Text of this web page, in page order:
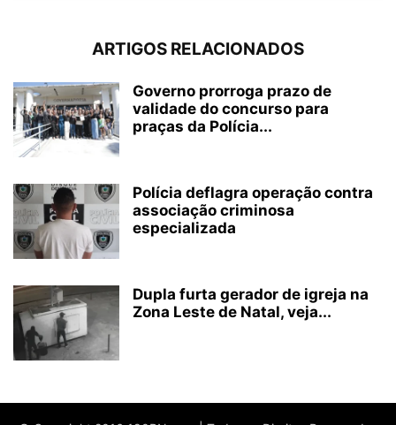
ARTIGOS RELACIONADOS
Governo prorroga prazo de
validade do concurso para
praças da Polícia...
Polícia deflagra operação contra
associação criminosa
especializada
Dupla furta gerador de igreja na
Zona Leste de Natal, veja...